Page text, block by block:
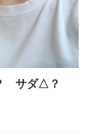
サダ△？